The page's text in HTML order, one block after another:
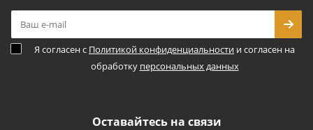
Я согласен с Политикой конфиденциальности и согласен на
обработку персональных данных
Оставайтесь на связи